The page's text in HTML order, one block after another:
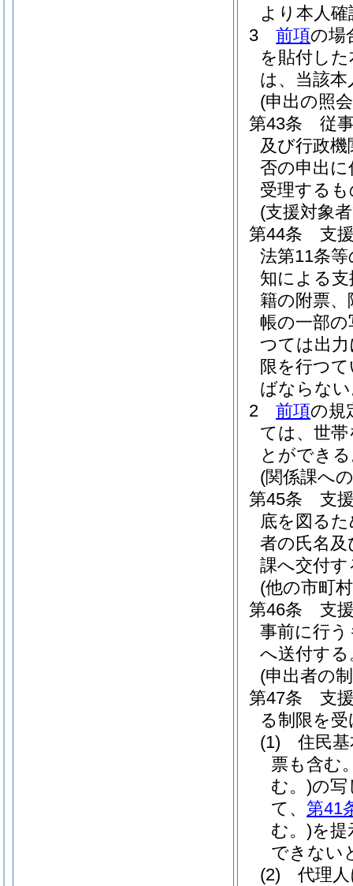
より本人
3
前項の場
を貼付し
は、当該
(申出の照
第43条
従
及び行政
否の申出
受理する
(支援対象
第44条
支
法第11条
知による
籍の附票
帳の一部
つては出
限を行つ
ばならな
2
前項の規
ては、世
とができ
(関係課へ
第45条
支
底を図る
者の氏名
課へ交付
(他の市町
第46条
支
事前に行
へ送付する
(申出者の
第47条
支
る制限を
(1)
住民
票も含む
む。)の写
て、 第41
む。)を提
できない
(2)
代理